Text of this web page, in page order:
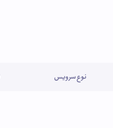
نوع سرویس